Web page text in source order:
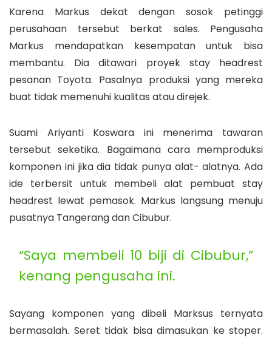
Karena Markus dekat dengan sosok petinggi
perusahaan tersebut berkat sales. Pengusaha
Markus mendapatkan kesempatan untuk bisa
membantu. Dia ditawari proyek stay headrest
pesanan Toyota. Pasalnya produksi yang mereka
buat tidak memenuhi kualitas atau direjek.
Suami Ariyanti Koswara ini menerima tawaran
tersebut seketika. Bagaimana cara memproduksi
komponen ini jika dia tidak punya alat- alatnya. Ada
ide terbersit untuk membeli alat pembuat stay
headrest lewat pemasok. Markus langsung menuju
pusatnya Tangerang dan Cibubur.
“Saya membeli 10 biji di Cibubur,”
kenang pengusaha ini.
Sayang komponen yang dibeli Marksus ternyata
bermasalah. Seret tidak bisa dimasukan ke stoper.